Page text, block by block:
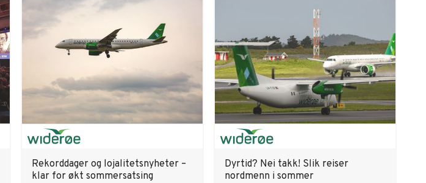
reisende i løpet av rullerende 12 måneder.
for såkalte coolcations, og Widerøe setter
samtidig nye kapasitetsrekorder denne
sommeren. Men, det finnes fortsatt
Rekorddager og lojalitetsnyheter –
klar for økt sommersatsing
Dyrtid? Nei takk! Slik reiser
nordmenn i sommer